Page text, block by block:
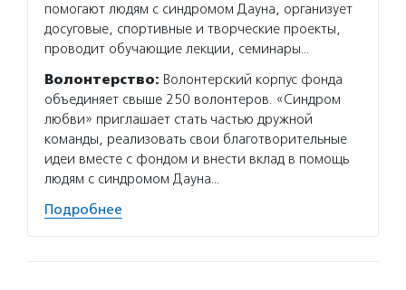
помогают людям с синдромом Дауна, организует
досуговые, спортивные и творческие проекты,
проводит обучающие лекции, семинары…
Волонтерство: Волонтерский корпус фонда
объединяет свыше 250 волонтеров. «Синдром
любви» приглашает стать частью дружной
команды, реализовать свои благотворительные
идеи вместе с фондом и внести вклад в помощь
людям с синдромом Дауна…
Подробнее